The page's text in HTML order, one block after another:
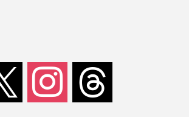
instagram threads